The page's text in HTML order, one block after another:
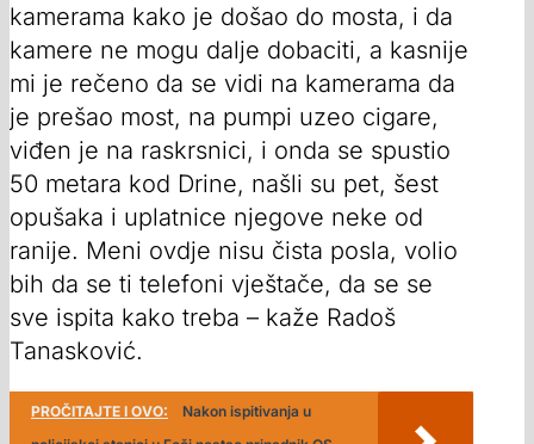
kamerama kako je došao do mosta, i da
kamere ne mogu dalje dobaciti, a kasnije
mi je rečeno da se vidi na kamerama da
je prešao most, na pumpi uzeo cigare,
viđen je na raskrsnici, i onda se spustio
50 metara kod Drine, našli su pet, šest
opušaka i uplatnice njegove neke od
ranije. Meni ovdje nisu čista posla, volio
bih da se ti telefoni vještače, da se se
sve ispita kako treba – kaže Radoš
Tanasković.
PROČITAJTE I OVO:
Nakon ispitivanja u